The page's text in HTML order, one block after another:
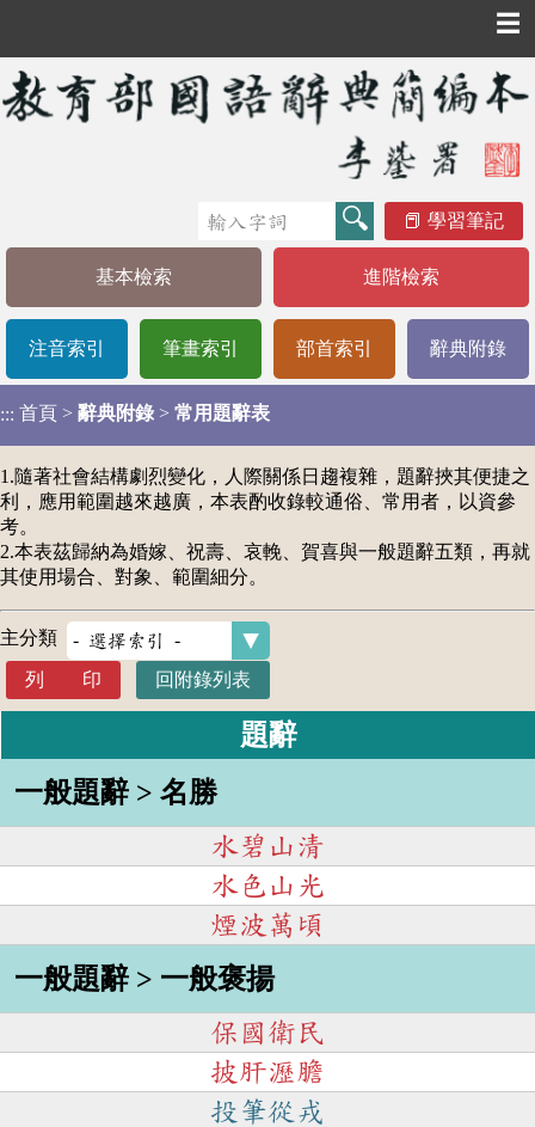
☰
學習筆記
基本檢索 進階檢索
注音索引 筆畫索引 部首索引 辭典附錄
::: 首頁 > 辭典附錄 > 常用題辭表
1.隨著社會結構劇烈變化，人際關係日趨複雜，題辭挾其便捷之
利，應用範圍越來越廣，本表酌收錄較通俗、常用者，以資參
考。
2.本表茲歸納為婚嫁、祝壽、哀輓、賀喜與一般題辭五類，再就
其使用場合、對象、範圍細分。
主分類
列 印 回附錄列表
題辭
一般題辭 > 名勝
水碧山清
水色山光
煙波萬頃
一般題辭 > 一般褒揚
保國衛民
披肝瀝膽
投筆從戎